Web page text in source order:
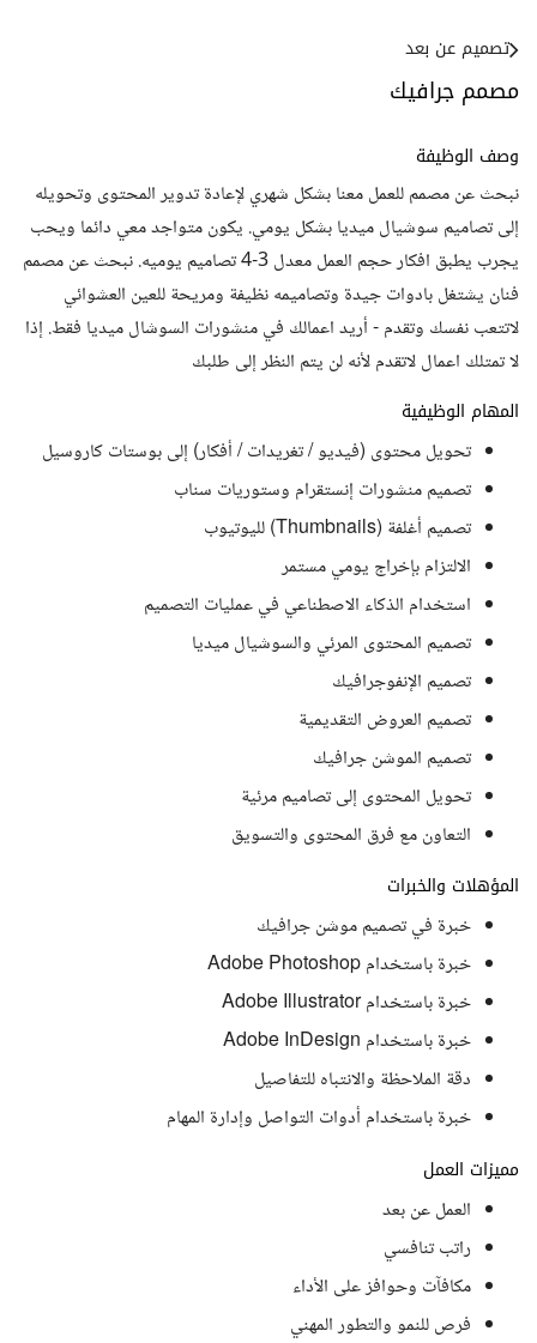
مصمم جرافيك
تصميم عن بعد
وصف الوظيفة
نبحث عن مصمم للعمل معنا بشكل شهري لإعادة تدوير المحتوى وتحويله
إلى تصاميم سوشيال ميديا بشكل يومي. يكون متواجد معي دائما ويحب
يجرب يطبق افكار حجم العمل معدل 3-4 تصاميم يوميه. نبحث عن مصمم
فنان يشتغل بادوات جيدة وتصاميمه نظيفة ومريحة للعين العشوائي
لاتتعب نفسك وتقدم - أريد اعمالك في منشورات السوشال ميديا فقط. إذا
لا تمتلك اعمال لاتقدم لأنه لن يتم النظر إلى طلبك
المهام الوظيفية
تحويل محتوى (فيديو / تغريدات / أفكار) إلى بوستات كاروسيل
تصميم منشورات إنستقرام وستوريات سناب
تصميم أغلفة (Thumbnails) لليوتيوب
الالتزام بإخراج يومي مستمر
استخدام الذكاء الاصطناعي في عمليات التصميم
تصميم المحتوى المرئي والسوشيال ميديا
تصميم الإنفوجرافيك
تصميم العروض التقديمية
تصميم الموشن جرافيك
تحويل المحتوى إلى تصاميم مرئية
التعاون مع فرق المحتوى والتسويق
المؤهلات والخبرات
خبرة في تصميم موشن جرافيك
خبرة باستخدام Adobe Photoshop
خبرة باستخدام Adobe Illustrator
خبرة باستخدام Adobe InDesign
دقة الملاحظة والانتباه للتفاصيل
خبرة باستخدام أدوات التواصل وإدارة المهام
مميزات العمل
العمل عن بعد
راتب تنافسي
مكافآت وحوافز على الأداء
فرص للنمو والتطور المهني